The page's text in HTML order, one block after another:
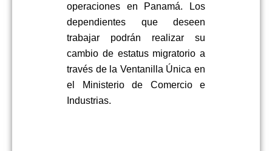
operaciones en Panamá. Los
dependientes que deseen
trabajar podrán realizar su
cambio de estatus migratorio a
través de la Ventanilla Única en
el Ministerio de Comercio e
Industrias.